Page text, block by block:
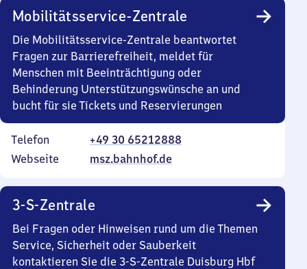
Mobilitätsservice-Zentrale
Die Mobilitätsservice-Zentrale beantwortet
Fragen zur Barrierefreiheit, meldet für
Menschen mit Beeinträchtigung oder
Behinderung Unterstützungswünsche an und
bucht für sie Tickets und Reservierungen
Telefon
+49 30 65212888
Webseite
msz.bahnhof.de
3-S-Zentrale
Bei Fragen oder Hinweisen rund um die Themen
Service, Sicherheit oder Sauberkeit
kontaktieren Sie die 3-S-Zentrale Duisburg Hbf